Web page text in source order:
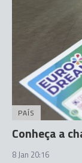
PAÍS
Conheça a
8 Jan 20:16